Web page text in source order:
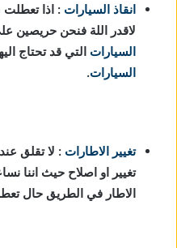
انقاذ السيارات : اذا
لاقدر اللة فنحن حريصين
السيارات التي قد تحتاج
السيارات.
تغيير الاطارات : لا تقلق
تغيير او اصلاح حيث اننا
الاطار في الطريق حال